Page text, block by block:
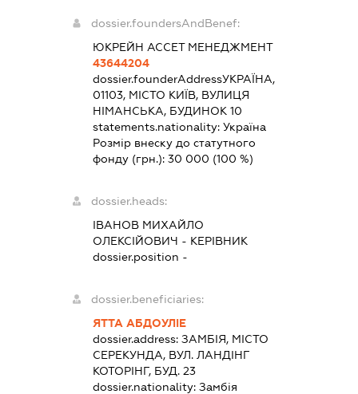
dossier.foundersAndBenef:
ЮКРЕЙН АССЕТ МЕНЕДЖМЕНТ
43644204
dossier.founderAddressУКРАЇНА,
01103, МІСТО КИЇВ, ВУЛИЦЯ
НІМАНСЬКА, БУДИНОК 10
statements.nationality: Україна
Розмір внеску до статутного
фонду (грн.): 30 000 (100 %)
dossier.heads:
ІВАНОВ МИХАЙЛО
ОЛЕКСІЙОВИЧ - КЕРІВНИК
dossier.position -
dossier.beneficiaries:
ЯТТА АБДОУЛІЕ
dossier.address: ЗАМБІЯ, МІСТО
СЕРЕКУНДА, ВУЛ. ЛАНДІНГ
КОТОРІНГ, БУД. 23
dossier.nationality: Замбія